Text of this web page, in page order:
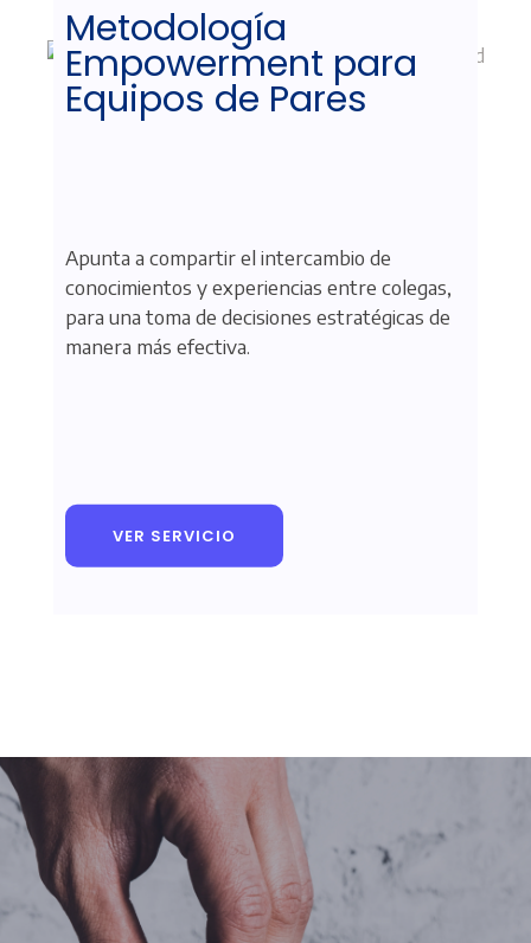
Metodología
Empowerment para
Equipos de Pares
Apunta a compartir el intercambio de
conocimientos y experiencias entre colegas,
para una toma de decisiones estratégicas de
manera más efectiva.
VER SERVICIO